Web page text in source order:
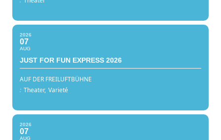
2026
07
AUG
JUST FOR FUN EXPRESS 2026
AUF DER FREILUFTBÜHNE
: Theater, Varieté
2026
07
AUG